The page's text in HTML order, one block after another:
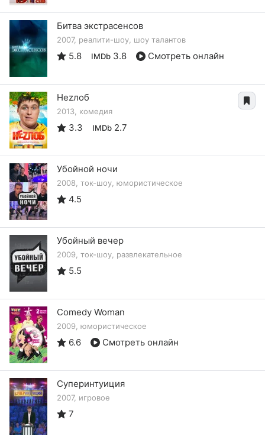
Битва экстрасенсов
2007, реалити-шоу, шоу талантов
5.8 IMDb 3.8 Смотреть онлайн
Неzлоб
2013, комедия
3.3 IMDb 2.7
Убойной ночи
2008, ток-шоу, юмористическое
4.5
Убойный вечер
2009, ток-шоу, развлекательное
5.5
Comedy Woman
2009, юмористическое
6.6 Смотреть онлайн
Суперинтуиция
2007, игровое
7